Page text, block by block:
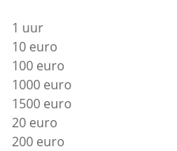
1 uur
10 euro
100 euro
1000 euro
1500 euro
20 euro
200 euro